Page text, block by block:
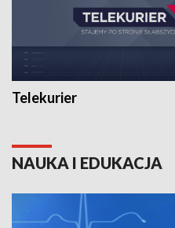
Telekurier
NAUKA I EDUKACJA